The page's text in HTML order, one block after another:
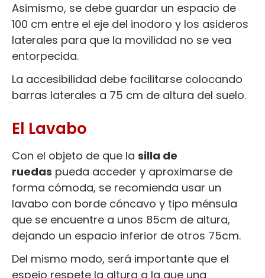
Asimismo, se debe guardar un espacio de
100 cm entre el eje del inodoro y los asideros
laterales para que la movilidad no se vea
entorpecida.
La accesibilidad debe facilitarse colocando
barras laterales a 75 cm de altura del suelo.
El Lavabo
Con el objeto de que la silla de
ruedas pueda acceder y aproximarse de
forma cómoda, se recomienda usar un
lavabo con borde cóncavo y tipo ménsula
que se encuentre a unos 85cm de altura,
dejando un espacio inferior de otros 75cm.
Del mismo modo, será importante que el
espejo respete la altura a la que una